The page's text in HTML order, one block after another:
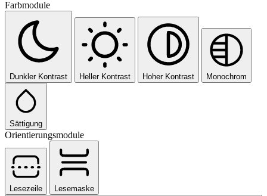
Farbmodule
Dunkler Kontrast Heller Kontrast Hoher Kontrast Monochrom
Sättigung
Orientierungsmodule
Lesezeile
Lesemaske